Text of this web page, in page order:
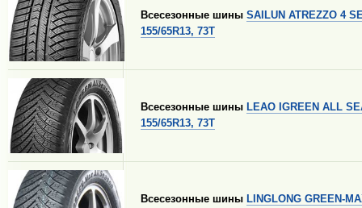
Всесезонные шины SAILUN ATREZZO 4
155/65R13, 73T
Всесезонные шины LEAO IGREEN ALL
155/65R13, 73T
Всесезонные шины LINGLONG GREEN-